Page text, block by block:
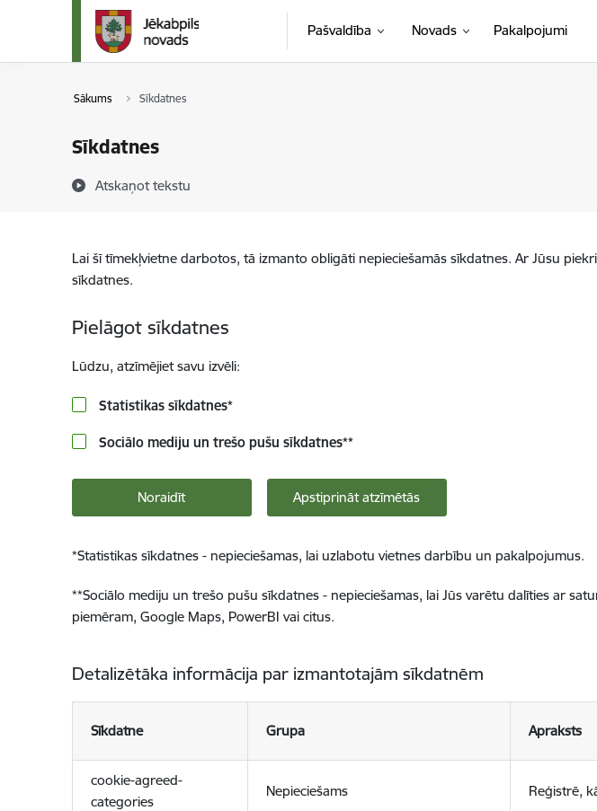
Pāriet uz lapas saturu
Pašvaldība Novads Pakalpojumi
Sākums Sīkdatnes
Sīkdatnes
Atskaņot tekstu
Lai šī tīmekļvietne darbotos, tā izmanto obligāti nepieciešamās sīkdatnes. Ar Jūsu
sīkdatnes.
Pielāgot sīkdatnes
Lūdzu, atzīmējiet savu izvēli:
Statistikas sīkdatnes*
Sociālo mediju un trešo pušu sīkdatnes**
Noraidīt Apstiprināt atzīmētās
*Statistikas sīkdatnes - nepieciešamas, lai uzlabotu vietnes darbību un pakalpojumus.
**Sociālo mediju un trešo pušu sīkdatnes - nepieciešamas, lai Jūs varētu dalīties ar
piemēram, Google Maps, PowerBI vai citus.
Detalizētāka informācija par izmantotajām sīkdatnēm
Sīkdatne Grupa Apraksts
cookie-agreed-
categories
Nepieciešams Reģistrē,